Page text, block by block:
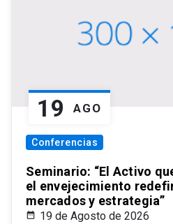
19 AGO
Conferencias
Seminario: “El Activo
el envejecimiento
mercados y estrategia”
19 de Agosto de 2026